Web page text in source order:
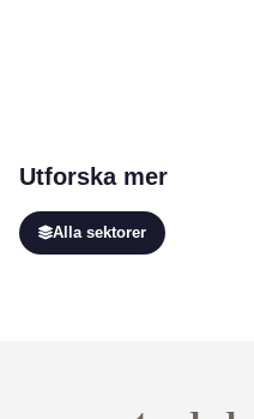
Utforska mer
Alla sektorer